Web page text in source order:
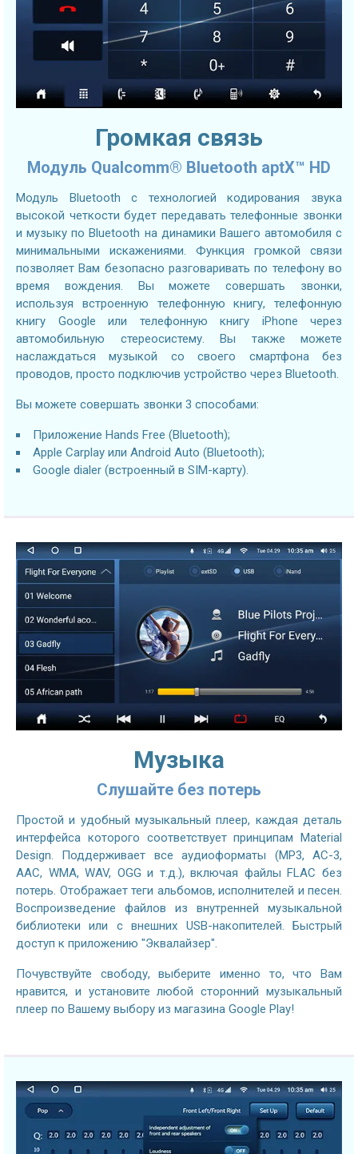
Громкая связь
Модуль Qualcomm® Bluetooth aptX™ HD
Модуль Bluetooth с технологией кодирования звука
высокой четкости будет передавать телефонные звонки
и музыку по Bluetooth на динамики Вашего автомобиля с
минимальными искажениями. Функция громкой связи
позволяет Вам безопасно разговаривать по телефону во
время вождения. Вы можете совершать звонки,
используя встроенную телефонную книгу, телефонную
книгу Google или телефонную книгу iPhone через
автомобильную стереосистему. Вы также можете
наслаждаться музыкой со своего смартфона без
проводов, просто подключив устройство через Bluetooth.
Вы можете совершать звонки 3 способами:
Приложение Hands Free (Bluetooth);
Apple Carplay или Android Auto (Bluetooth);
Google dialer (встроенный в SIM-карту).
Музыка
Слушайте без потерь
Простой и удобный музыкальный плеер, каждая деталь
интерфейса которого соответствует принципам Material
Design. Поддерживает все аудиоформаты (MP3, AC-3,
AAC, WMA, WAV, OGG и т.д.), включая файлы FLAC без
потерь. Отображает теги альбомов, исполнителей и песен.
Воспроизведение файлов из внутренней музыкальной
библиотеки или с внешних USB-накопителей. Быстрый
доступ к приложению "Эквалайзер".
Почувствуйте свободу, выберите именно то, что Вам
нравится, и установите любой сторонний музыкальный
плеер по Вашему выбору из магазина Google Play!